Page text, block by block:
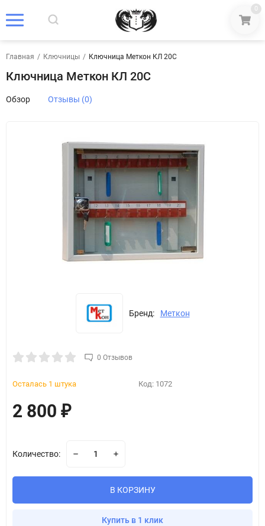
0
Главная / Ключницы / Ключница Меткон КЛ 20С
Ключница Меткон КЛ 20С
Обзор Отзывы (0)
Бренд: Меткон
0 Отзывов
Осталась 1 штука Код: 1072
2 800 ₽
Количество:
В КОРЗИНУ
Купить в 1 клик